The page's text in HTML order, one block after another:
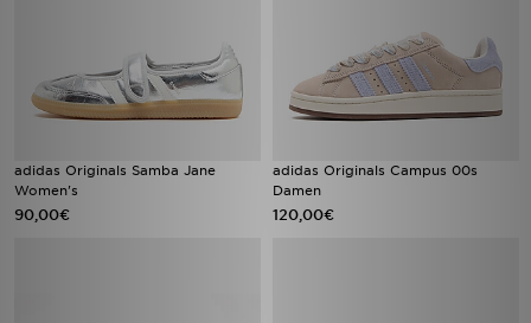
adidas Originals Samba Jane
Women's
90,00€
adidas Originals Campus 00s
Damen
120,00€